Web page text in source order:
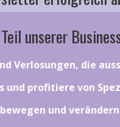
unserer
Verlosungen, die
und profitiere von
und